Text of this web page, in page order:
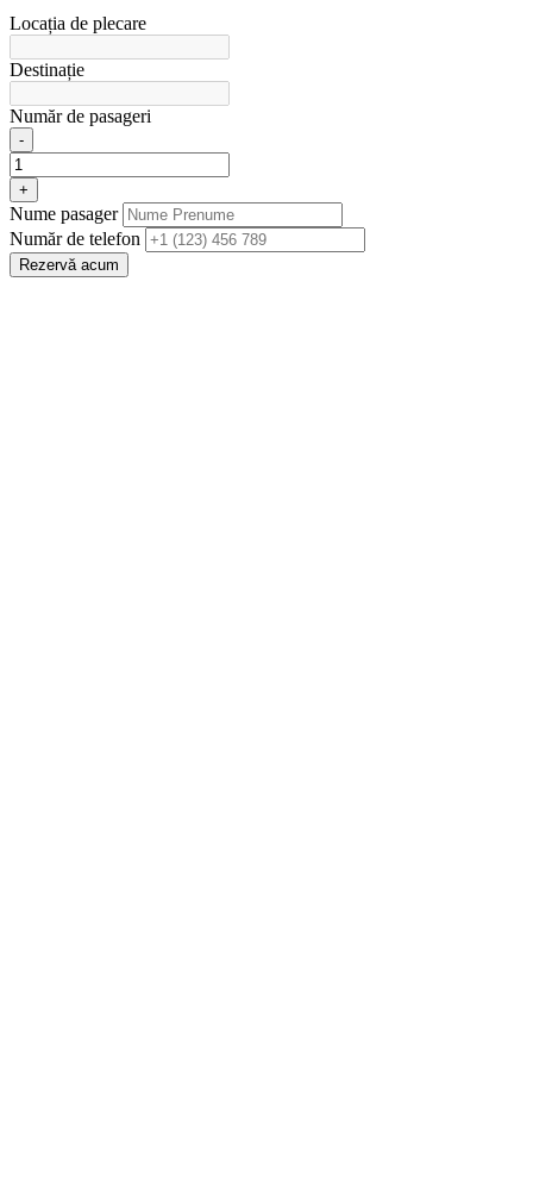
Locația de plecare
Destinație
Număr de pasageri
-
+
Nume pasager
Număr de telefon
Rezervă acum